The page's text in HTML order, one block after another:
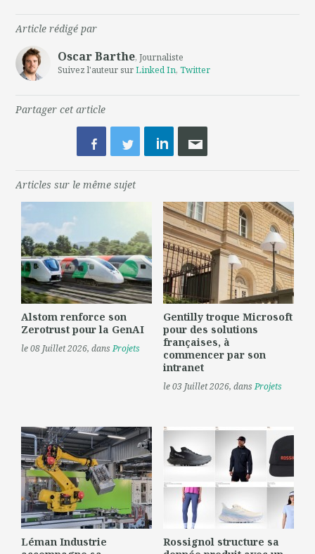
Article rédigé par
Oscar Barthe, Journaliste
Suivez l'auteur surLinked In,Twitter
Partager cet article
Articles sur le même sujet
Alstom renforce son
Zerotrust pour la GenAI
le 08 Juillet 2026, dansProjets
Gentilly troque Microsoft
pour des solutions
françaises, à
commencer par son
intranet
le 03 Juillet 2026, dansProjets
Léman Industrie
Rossignol structure sa